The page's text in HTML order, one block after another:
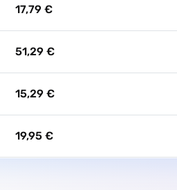
17,79 €
51,29 €
15,29 €
19,95 €